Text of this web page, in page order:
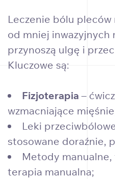
Leczenie bólu pleców
od mniej inwazyjnych
przynoszą ulgę i
Kluczowe są:
Fizjoterapia –
wzmacniające
Leki
stosowane doraźnie,
Metody manualne,
terapia manualna;